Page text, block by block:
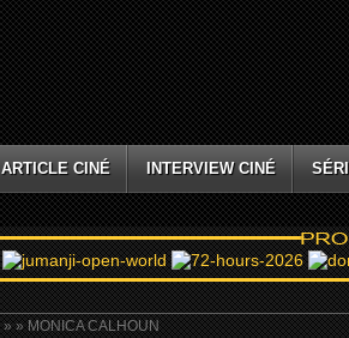
ARTICLE CINÉ INTERVIEW CINÉ
»» MONICA CALHOUN